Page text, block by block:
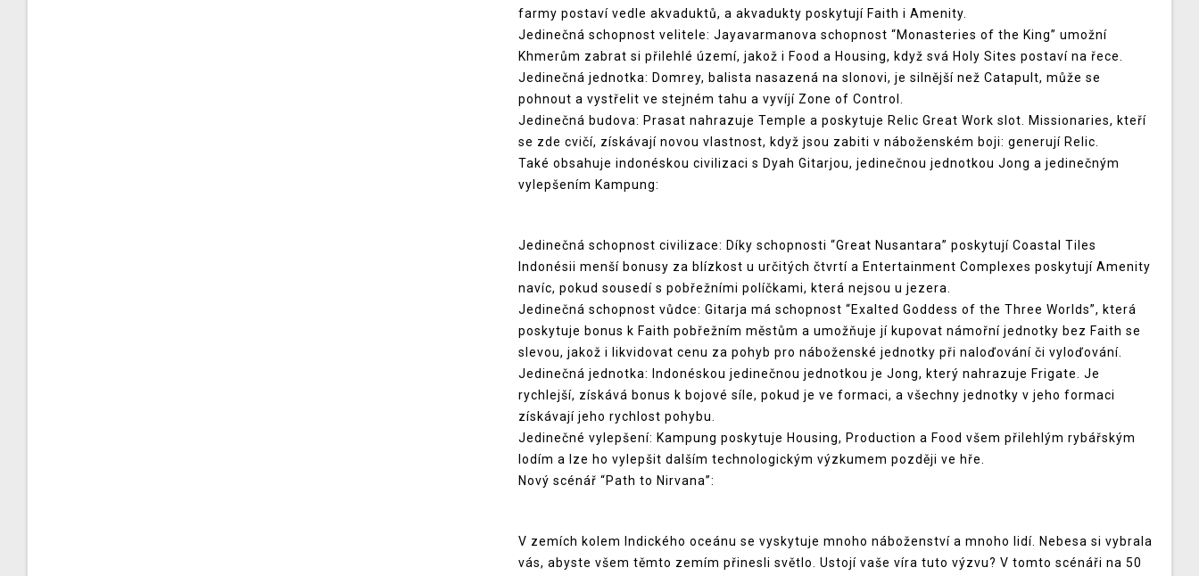
farmy postaví vedle akvaduktů, a akvadukty poskytují Faith i Amenity.
Jedinečná schopnost velitele: Jayavarmanova schopnost “Monasteries of the King” umožní
Khmerům zabrat si přilehlé území, jakož i Food a Housing, když svá Holy Sites postaví na řece.
Jedinečná jednotka: Domrey, balista nasazená na slonovi, je silnější než Catapult, může se
pohnout a vystřelit ve stejném tahu a vyvíjí Zone of Control.
Jedinečná budova: Prasat nahrazuje Temple a poskytuje Relic Great Work slot. Missionaries, kteří
se zde cvičí, získávají novou vlastnost, když jsou zabiti v náboženském boji: generují Relic.
Také obsahuje indonéskou civilizaci s Dyah Gitarjou, jedinečnou jednotkou Jong a jedinečným
vylepšením Kampung:
Jedinečná schopnost civilizace: Díky schopnosti “Great Nusantara” poskytují Coastal Tiles
Indonésii menší bonusy za blízkost u určitých čtvrtí a Entertainment Complexes poskytují Amenity
navíc, pokud sousedí s pobřežními políčkami, která nejsou u jezera.
Jedinečná schopnost vůdce: Gitarja má schopnost “Exalted Goddess of the Three Worlds”, která
poskytuje bonus k Faith pobřežním městům a umožňuje jí kupovat námořní jednotky bez Faith se
slevou, jakož i likvidovat cenu za pohyb pro náboženské jednotky při naloďování či vyloďování.
Jedinečná jednotka: Indonéskou jedinečnou jednotkou je Jong, který nahrazuje Frigate. Je
rychlejší, získává bonus k bojové síle, pokud je ve formaci, a všechny jednotky v jeho formaci
získávají jeho rychlost pohybu.
Jedinečné vylepšení: Kampung poskytuje Housing, Production a Food všem přilehlým rybářským
lodím a lze ho vylepšit dalším technologickým výzkumem později ve hře.
Nový scénář “Path to Nirvana”:
V zemích kolem Indického oceánu se vyskytuje mnoho náboženství a mnoho lidí. Nebesa si vybrala
vás, abyste všem těmto zemím přinesli světlo. Ustojí vaše víra tuto výzvu? V tomto scénáři na 50